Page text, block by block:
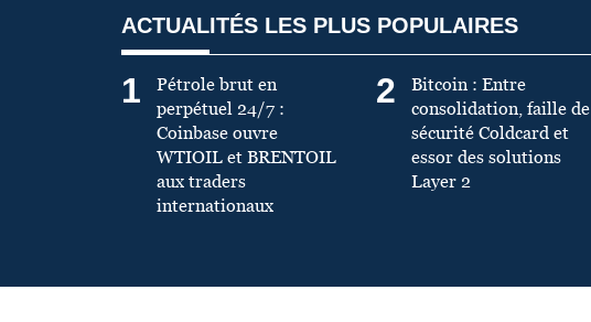
ACTUALITÉS LES PLUS POPULAIRES
1
Pétrole brut en
perpétuel 24/7 :
Coinbase ouvre
WTIOIL et BRENTOIL
aux traders
internationaux
2
Bitcoin : Entre
consolidation, faille de
sécurité Coldcard et
essor des solutions
Layer 2